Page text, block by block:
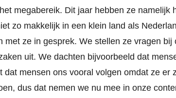
megabereik. Dit jaar hebben ze namelijk
zo makkelijk in een klein land als
met ze in gesprek. We stellen ze vragen
uit. We dachten bijvoorbeeld dat
dat mensen ons vooral volgen omdat ze er
dus dat nemen we nu mee in onze